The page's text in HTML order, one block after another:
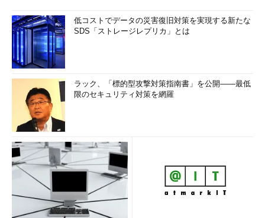
低コストでデータの災害復旧対策を実現する新たな
SDS「ストレージレプリカ」とは
ラック、「標的型攻撃対策指南書」を公開――最低
限のセキュリティ対策を網羅